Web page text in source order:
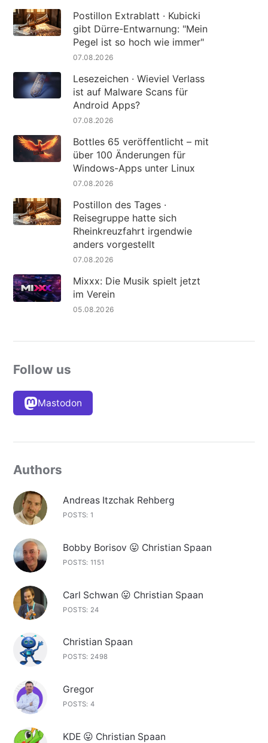
Postillon Extrablatt · Kubicki
gibt Dürre-Entwarnung: "Mein
Pegel ist so hoch wie immer"
07.08.2026
Lesezeichen · Wieviel Verlass
ist auf Malware Scans für
Android Apps?
07.08.2026
Bottles 65 veröffentlicht – mit
über 100 Änderungen für
Windows-Apps unter Linux
07.08.2026
Postillon des Tages ·
Reisegruppe hatte sich
Rheinkreuzfahrt irgendwie
anders vorgestellt
07.08.2026
Mixxx: Die Musik spielt jetzt
im Verein
05.08.2026
Follow us
Mastodon
Authors
Andreas Itzchak Rehberg
POSTS: 1
Bobby Borisov 😛 Christian Spaan
POSTS: 1151
Carl Schwan 😛 Christian Spaan
POSTS: 24
Christian Spaan
POSTS: 2498
Gregor
POSTS: 4
KDE 😛 Christian Spaan